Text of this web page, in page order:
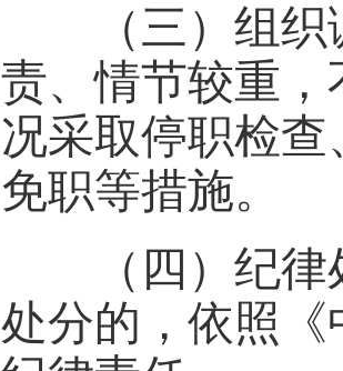
（三）组
责、情节较重
况采取停职检
免职等措施。
（四）纪
处分的，依照